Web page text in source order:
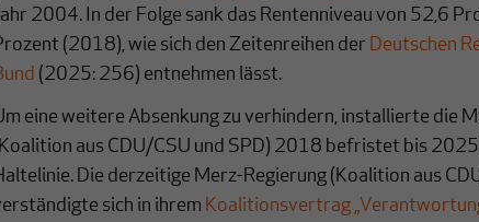
2004. In der Folge sank das Rentenniveau von 52,6
(2018), wie sich den Zeitenreihen der Deutschen
(2025: 256) entnehmen lässt.
eine weitere Absenkung zu verhindern, installierte die
aus CDU/CSU und SPD) 2018 befristet bis
Die derzeitige Merz-Regierung (Koalition aus
sich in ihrem Koalitionsvertrag